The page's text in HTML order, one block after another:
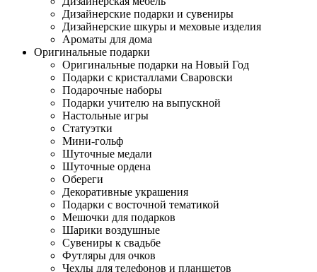
Дизайнерские подарки и сувениры
Дизайнерские шкуры и меховые изделия
Ароматы для дома
Оригинальные подарки
Оригинальные подарки на Новый Год
Подарки с кристаллами Сваровски
Подарочные наборы
Подарки учителю на выпускной
Настольные игры
Статуэтки
Мини-гольф
Шуточные медали
Шуточные ордена
Обереги
Декоративные украшения
Подарки с восточной тематикой
Мешочки для подарков
Шарики воздушные
Сувениры к свадьбе
Футляры для очков
Чехлы для телефонов и планшетов